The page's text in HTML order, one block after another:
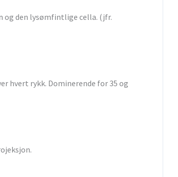
den lysømfintlige cella. (jfr.
hvert rykk. Dominerende for 35 og